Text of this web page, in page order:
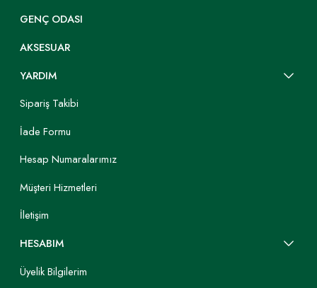
GENÇ ODASI
AKSESUAR
YARDIM
Sipariş Takibi
İade Formu
Hesap Numaralarımız
Müşteri Hizmetleri
İletişim
HESABIM
Üyelik Bilgilerim